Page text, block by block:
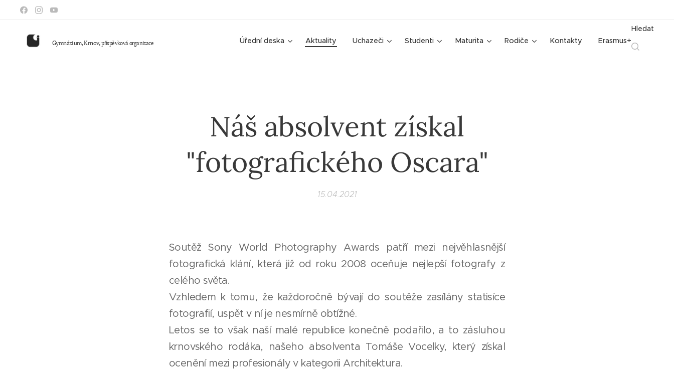
Gymnázium, Krnov,příspěvková organizace Úřední deska Aktuality Uchazeči Studenti Maturita Rodiče Kontakty Erasmus+
Hledat
Náš absolvent získal
"fotografického Oscara"
15.04.2021
Soutěž Sony World Photography Awards patří mezi nejvěhlasnější
fotografická klání, která již od roku 2008 oceňuje nejlepší fotografy z
celého světa.
Vzhledem k tomu, že každoročně bývají do soutěže zasílány statisíce
fotografií, uspět v ní je nesmírně obtížné.
Letos se to však naší malé republice konečně podařilo, a to zásluhou
krnovského rodáka, našeho absolventa Tomáše Vocelky, který získal
ocenění mezi profesionály v kategorii Architektura.